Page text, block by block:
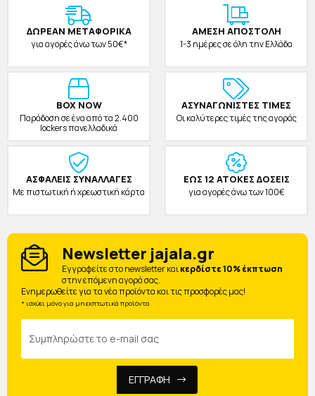
ΔΩΡΕAΝ ΜΕΤΑΦΟΡΙΚΑ
για αγορές άνω των 50€*
ΑΜΕΣΗ ΑΠΟΣΤΟΛΗ
1-3 ημέρες σε όλη την Ελλάδα
BOX NOW
Παράδοση σε ένα από τα 2.400
lockers πανελλαδικά
ΑΣΥΝΑΓΩΝΙΣΤΕΣ ΤΙΜΕΣ
Οι καλύτερες τιμές της αγοράς
ΑΣΦΑΛΕΙΣ ΣΥΝΑΛΛΑΓΕΣ
Με πιστωτική ή χρεωστική κάρτα
ΕΩΣ 12 ΑΤΟΚΕΣ ΔΟΣΕΙΣ
για αγορές άνω των 100€
Newsletter jajala.gr
Eγγραφείτε στο newsletter καικερδίστε 10% έκπτωση
στην επόμενη αγορά σας.
Ενημερωθείτε για τα νέα προϊόντα και τις προσφορές μας!
* ισχύει μόνο για μη εκπτωτικά προϊόντα
ΕΓΓΡΑΦΗ